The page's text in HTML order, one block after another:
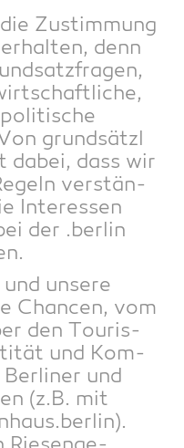
Zustim­mung
denn
grund­sätz­l
dabei, dass wir
ver­stän­
Inter­es­sen
der .ber­lin
unse­re
Chan­cen, vom
den Tou­ris­
und Kom­
und
(z.B. mit